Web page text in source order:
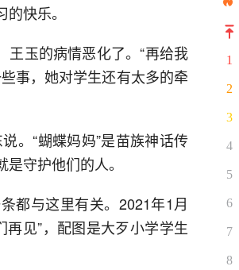
快乐。
王玉的病情恶化了。“再给我
事，她对学生还有太多的牵
。“蝴蝶妈妈”是苗族神话传
守护他们的人。
都与这里有关。2021年1月
见”，配图是大歹小学学生
1
2
3
4
5
6
7
8